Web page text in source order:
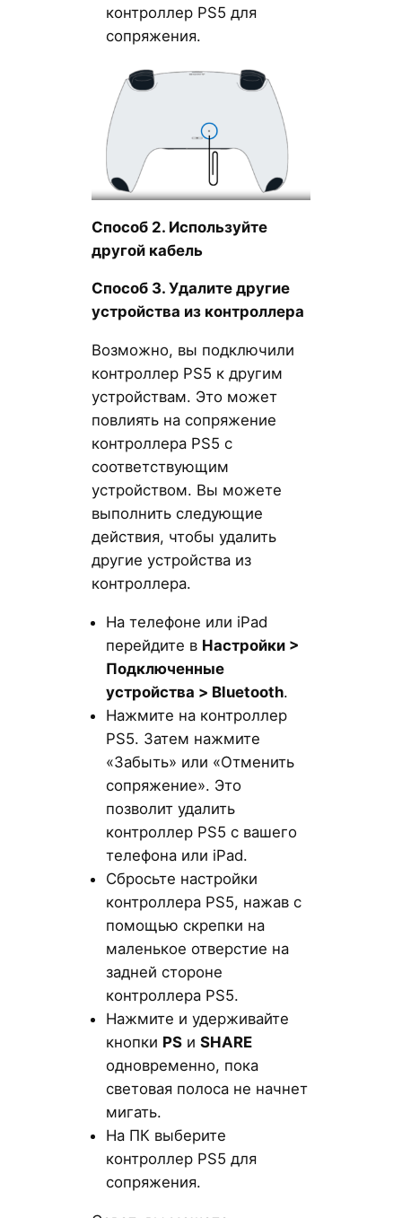
контроллер PS5 для
сопряжения.
Способ 2. Используйте
другой кабель
Способ 3. Удалите другие
устройства из контроллера
Возможно, вы подключили
контроллер PS5 к другим
устройствам. Это может
повлиять на сопряжение
контроллера PS5 с
соответствующим
устройством. Вы можете
выполнить следующие
действия, чтобы удалить
другие устройства из
контроллера.
На телефоне или iPad
перейдите в Настройки >
Подключенные
устройства > Bluetooth.
Нажмите на контроллер
PS5. Затем нажмите
«Забыть» или «Отменить
сопряжение». Это
позволит удалить
контроллер PS5 с вашего
телефона или iPad.
Сбросьте настройки
контроллера PS5, нажав с
помощью скрепки на
маленькое отверстие на
задней стороне
контроллера PS5.
Нажмите и удерживайте
кнопки PSи SHARE
одновременно, пока
световая полоса не начнет
мигать.
На ПК выберите
контроллер PS5 для
сопряжения.